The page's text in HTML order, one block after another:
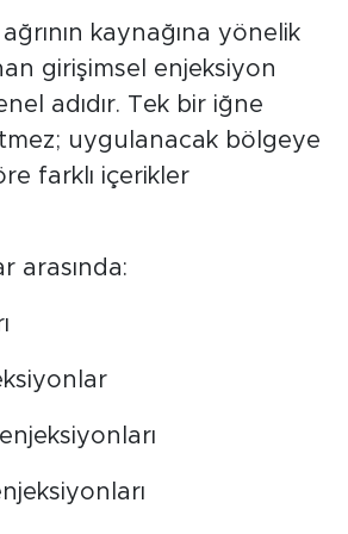
kaynağına yönelik
girişimsel enjeksiyon
adıdır. Tek bir iğne
uygulanacak bölgeye
farklı içerikler
arasında: